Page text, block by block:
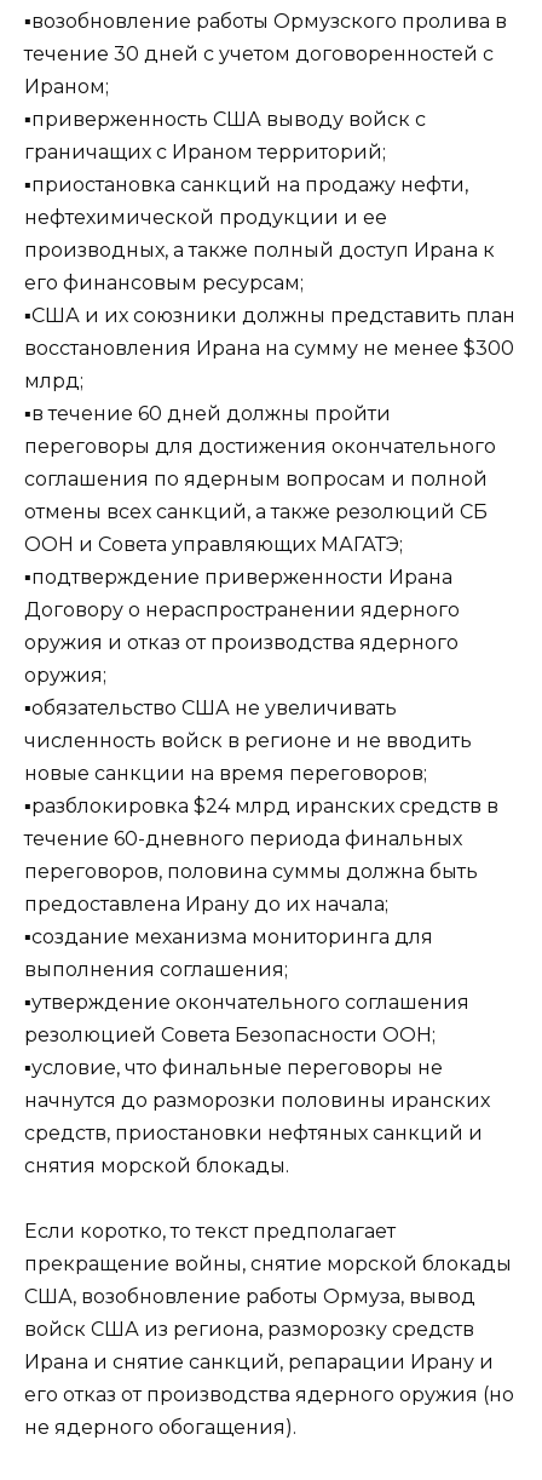
▪️возобновление работы Ормузского пролива в
течение 30 дней с учетом договоренностей с
Ираном;
▪️приверженность США выводу войск с
граничащих с Ираном территорий;
▪️приостановка санкций на продажу нефти,
нефтехимической продукции и ее
производных, а также полный доступ Ирана к
его финансовым ресурсам;
▪️США и их союзники должны представить план
восстановления Ирана на сумму не менее $300
млрд;
▪️в течение 60 дней должны пройти
переговоры для достижения окончательного
соглашения по ядерным вопросам и полной
отмены всех санкций, а также резолюций СБ
ООН и Совета управляющих МАГАТЭ;
▪️подтверждение приверженности Ирана
Договору о нераспространении ядерного
оружия и отказ от производства ядерного
оружия;
▪️обязательство США не увеличивать
численность войск в регионе и не вводить
новые санкции на время переговоров;
▪️разблокировка $24 млрд иранских средств в
течение 60-дневного периода финальных
переговоров, половина суммы должна быть
предоставлена Ирану до их начала;
▪️создание механизма мониторинга для
выполнения соглашения;
▪️утверждение окончательного соглашения
резолюцией Совета Безопасности ООН;
▪️условие, что финальные переговоры не
начнутся до разморозки половины иранских
средств, приостановки нефтяных санкций и
снятия морской блокады.
Если коротко, то текст предполагает
прекращение войны, снятие морской блокады
США, возобновление работы Ормуза, вывод
войск США из региона, разморозку средств
Ирана и снятие санкций, репарации Ирану и
его отказ от производства ядерного оружия (но
не ядерного обогащения).